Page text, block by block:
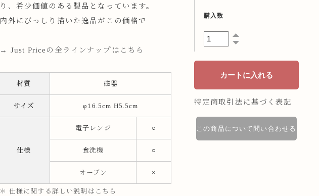
り、希少価値のある製品となっています。
内外にびっしり描いた逸品がこの価格で
→ Just Priceの全ラインナップはこちら
材質 磁器
サイズ φ16.5cm H5.5cm
仕様
電子レンジ ○
食洗機 ○
オーブン ×
＊ 仕様に関する詳しい説明はこちら
購入数
特定商取引法に基づく表記
この商品について問い合わせる